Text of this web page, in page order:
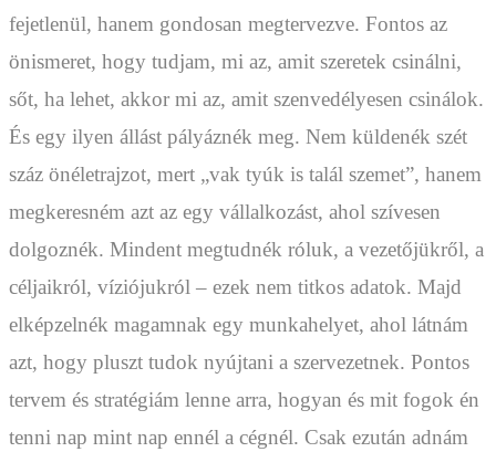
fejetlenül, hanem gondosan megtervezve. Fontos az
önismeret, hogy tudjam, mi az, amit szeretek csinálni,
sőt, ha lehet, akkor mi az, amit szenvedélyesen csinálok.
És egy ilyen állást pályáznék meg. Nem küldenék szét
száz önéletrajzot, mert „vak tyúk is talál szemet”, hanem
megkeresném azt az egy vállalkozást, ahol szívesen
dolgoznék. Mindent megtudnék róluk, a vezetőjükről, a
céljaikról, víziójukról – ezek nem titkos adatok. Majd
elképzelnék magamnak egy munkahelyet, ahol látnám
azt, hogy pluszt tudok nyújtani a szervezetnek. Pontos
tervem és stratégiám lenne arra, hogyan és mit fogok én
tenni nap mint nap ennél a cégnél. Csak ezután adnám